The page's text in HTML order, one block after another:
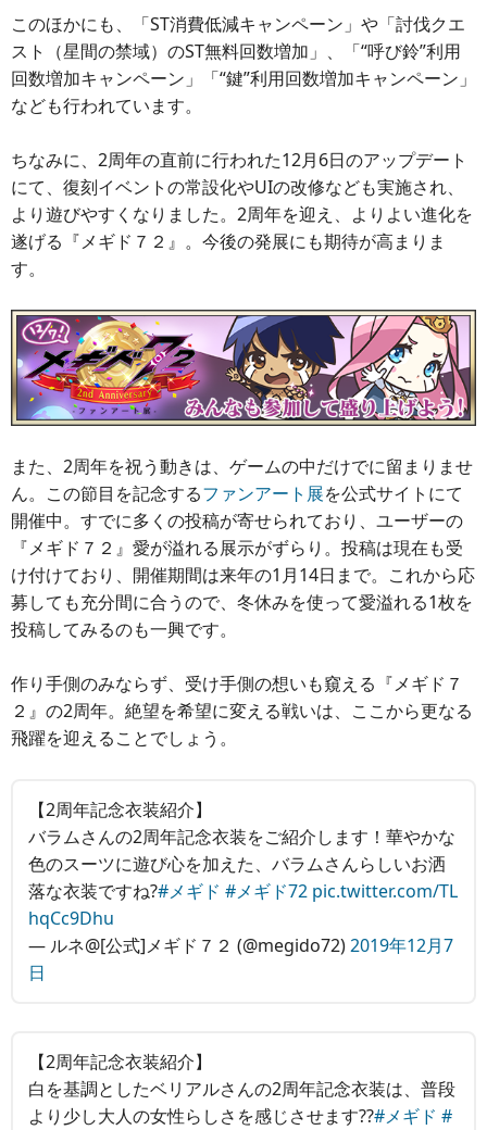
このほかにも、「ST消費低減キャンペーン」や「討伐クエ
スト（星間の禁域）のST無料回数増加」、「“呼び鈴”利用
回数増加キャンペーン」「“鍵”利用回数増加キャンペーン」
なども行われています。
ちなみに、2周年の直前に行われた12月6日のアップデート
にて、復刻イベントの常設化やUIの改修なども実施され、
より遊びやすくなりました。2周年を迎え、よりよい進化を
遂げる『メギド７２』。今後の発展にも期待が高まりま
す。
また、2周年を祝う動きは、ゲームの中だけでに留まりませ
ん。この節目を記念するファンアート展を公式サイトにて
開催中。すでに多くの投稿が寄せられており、ユーザーの
『メギド７２』愛が溢れる展示がずらり。投稿は現在も受
け付けており、開催期間は来年の1月14日まで。これから応
募しても充分間に合うので、冬休みを使って愛溢れる1枚を
投稿してみるのも一興です。
作り手側のみならず、受け手側の想いも窺える『メギド７
２』の2周年。絶望を希望に変える戦いは、ここから更なる
飛躍を迎えることでしょう。
【2周年記念衣装紹介】
バラムさんの2周年記念衣装をご紹介します！華やかな
色のスーツに遊び心を加えた、バラムさんらしいお洒
落な衣装ですね?#メギド #メギド72 pic.twitter.com/TL
hqCc9Dhu
— ルネ@[公式]メギド７２ (@megido72)2019年12月7
日
【2周年記念衣装紹介】
白を基調としたベリアルさんの2周年記念衣装は、普段
より少し大人の女性らしさを感じさせます??#メギド #